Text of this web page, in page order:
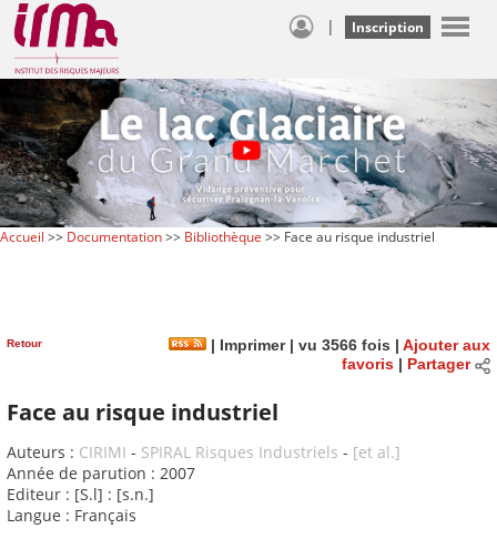
| Inscription
Accueil >> Documentation>> Bibliothèque >> Face au risque industriel
Retour | Imprimer| vu 3566 fois | Ajouter aux
favoris| Partager
Face au risque industriel
Auteurs : CIRIMI - SPIRAL Risques Industriels - [et al.]
Année de parution : 2007
Editeur : [S.l] : [s.n.]
Langue : Français